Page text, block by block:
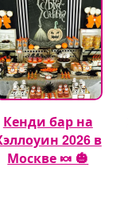
Кенди бар на
2026 в
Москве 🍬 🎃